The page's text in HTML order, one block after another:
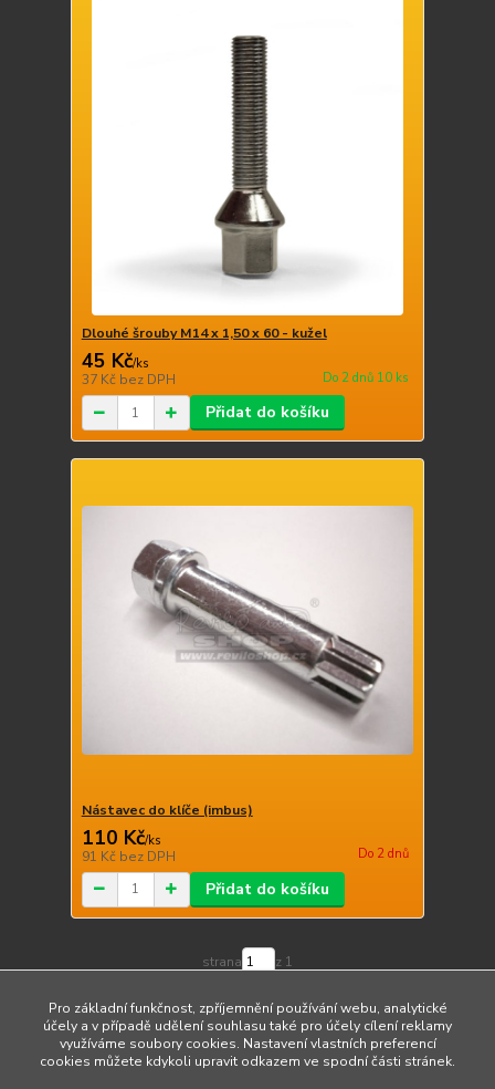
Dlouhé šrouby M14 x 1,50 x 60 - kužel
45 Kč/ks
37 Kč bez DPH Do 2 dnů 10 ks
Přidat do košíku
Nástavec do klíče (imbus)
110 Kč/ks
91 Kč bez DPH Do 2 dnů
Přidat do košíku
strana z 1
Pro základní funkčnost, zpříjemnění používání webu, analytické
účely a v případě udělení souhlasu také pro účely cílení reklamy
využíváme soubory cookies. Nastavení vlastních preferencí
cookies můžete kdykoli upravit odkazem ve spodní části stránek.